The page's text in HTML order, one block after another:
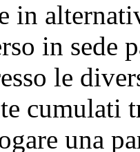
in sede
le
cumulati
una